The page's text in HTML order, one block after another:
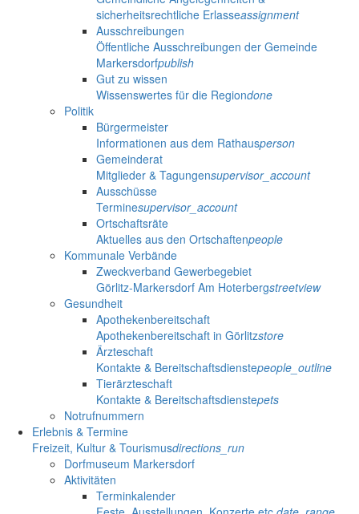
sicherheitsrechtliche Erlasseassignment
Ausschreibungen
Öffentliche Ausschreibungen der Gemeinde
Markersdorfpublish
Gut zu wissen
Wissenswertes für die Regiondone
Politik
Bürgermeister
Informationen aus dem Rathausperson
Gemeinderat
Mitglieder & Tagungensupervisor_account
Ausschüsse
Terminesupervisor_account
Ortschaftsräte
Aktuelles aus den Ortschaftenpeople
Kommunale Verbände
Zweckverband Gewerbegebiet
Görlitz-Markersdorf Am Hoterbergstreetview
Gesundheit
Apothekenbereitschaft
Apothekenbereitschaft in Görlitzstore
Ärzteschaft
Kontakte & Bereitschaftsdienstepeople_outline
Tierärzteschaft
Kontakte & Bereitschaftsdienstepets
Notrufnummern
Erlebnis & Termine
Freizeit, Kultur & Tourismusdirections_run
Dorfmuseum Markersdorf
Aktivitäten
Terminkalender